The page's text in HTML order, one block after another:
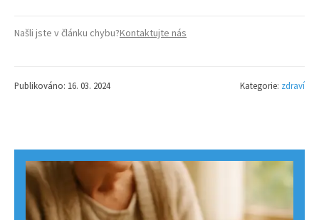
Našli jste v článku chybu?Kontaktujte nás
Publikováno: 16. 03. 2024 Kategorie: zdraví